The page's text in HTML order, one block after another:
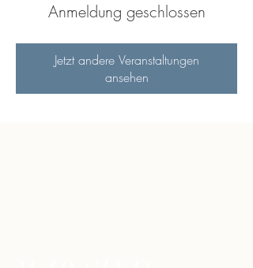
Anmeldung geschlossen
Jetzt andere Veranstaltungen
ansehen